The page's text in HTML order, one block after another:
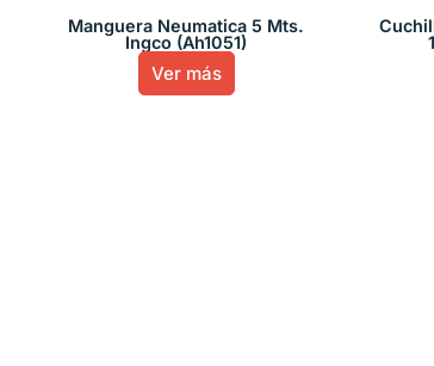
Manguera Neumatica 5 Mts.
Ingco (Ah1051)
Ver más